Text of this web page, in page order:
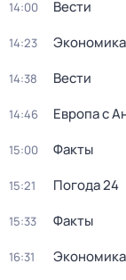
14:00 Вести
14:23 Экономика
14:38 Вести
14:46 Европа с
15:00 Факты
15:21 Погода 24
15:33 Факты
16:31 Экономика